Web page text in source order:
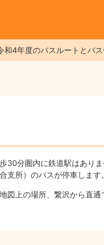
4年度のバスルートとバス
30分圏内に鉄道駅はありま
所）のバスが停車します。
図上の場所、繋沢から直